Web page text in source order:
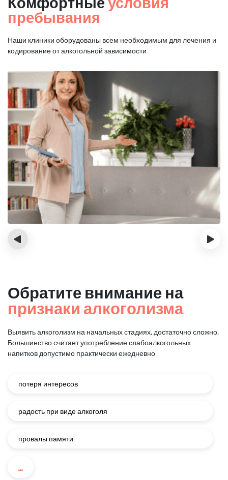
пребывания
Наши клиники оборудованы всем необходимым для лечения и
кодирование от алкогольной зависимости
‹ ›
Обратите внимание на
признаки алкоголизма
Выявить алкоголизм на начальных стадиях, достаточно сложно.
Большинство считает употребление слабоалкогольных
напитков допустимо практически ежедневно
потеря интересов
радость при виде алкоголя
провалы памяти
...